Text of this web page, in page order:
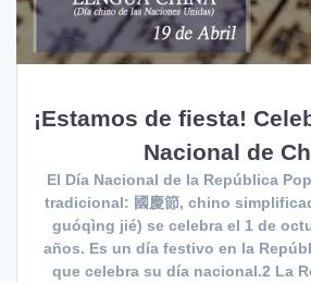
¡Estamos de fiesta!
Nacional de
El Día Nacional de la República
tradicional: 國慶節, chino
guóqìng jié) se celebra el 1 de
años. Es un día festivo en la
que celebra su día nacional.2 La